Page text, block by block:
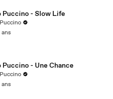
Puccino - Slow Life
ans
Puccino - Une Chance
ans